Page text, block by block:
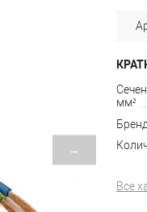
→
мм²
Бренд
Все